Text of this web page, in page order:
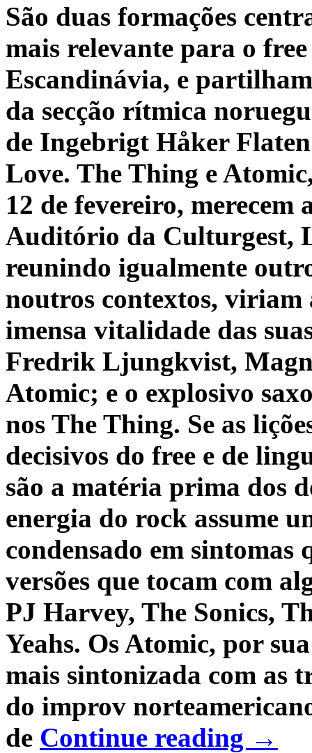
São duas formações
mais relevante para o
Escandinávia, e
da secção rítmica
de Ingebrigt Håker
Love. The Thing e
12 de fevereiro,
Auditório da Culturgest,
reunindo igualmente
noutros contextos,
imensa vitalidade das
Fredrik Ljungkvist,
Atomic; e o explosivo
nos The Thing. Se as
decisivos do free e de
são a matéria prima dos
energia do rock assume
condensado em
versões que tocam com
PJ Harvey, The Sonics,
Yeahs. Os Atomic, por
mais sintonizada com as
do improv
de Continue reading →